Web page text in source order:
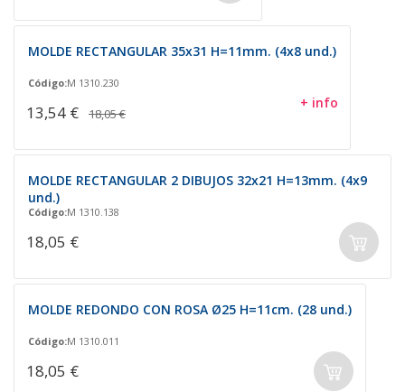
MOLDE RECTANGULAR 35x31 H=11mm. (4x8 und.)
Código:M 1310.230
13,54 € 18,05 €
+ info
MOLDE RECTANGULAR 2 DIBUJOS 32x21 H=13mm. (4x9
und.)
Código:M 1310.138
18,05 €
MOLDE REDONDO CON ROSA Ø25 H=11cm. (28 und.)
Código:M 1310.011
18,05 €